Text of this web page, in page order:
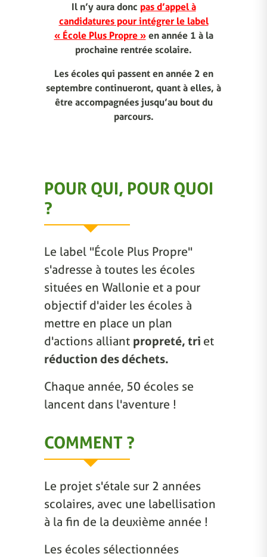
Il n’y aura donc pas d’appel à
candidatures pour intégrer le label
« École Plus Propre »en année 1 à la
prochaine rentrée scolaire.
Les écoles qui passent en année 2 en
septembre continueront, quant à elles, à
être accompagnées jusqu’au bout du
parcours.
POUR QUI, POUR QUOI
?
Le label "École Plus Propre"
s'adresse à toutes les écoles
situées en Wallonie et a pour
objectif d'aider les écoles à
mettre en place un plan
d'actions alliant propreté, tri et
réduction des déchets.
Chaque année, 50 écoles se
lancent dans l'aventure !
COMMENT ?
Le projet s'étale sur 2 années
scolaires, avec une labellisation
à la fin de la deuxième année !
Les écoles sélectionnées